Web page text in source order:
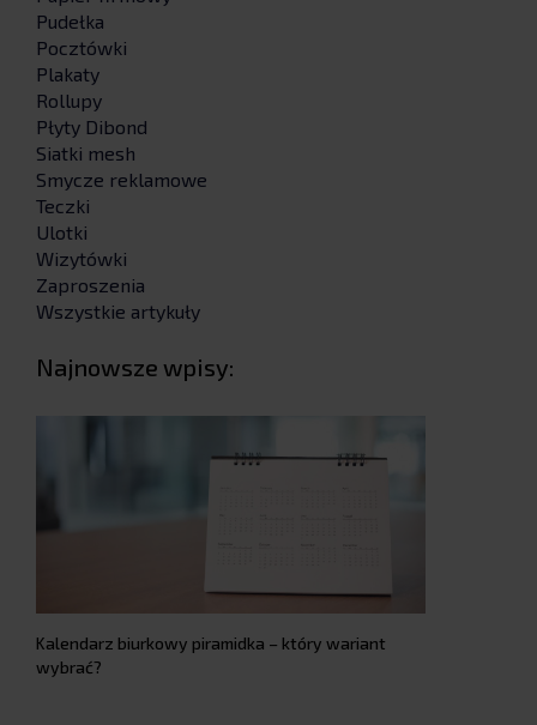
Pudełka
Pocztówki
Plakaty
Rollupy
Płyty Dibond
Siatki mesh
Smycze reklamowe
Teczki
Ulotki
Wizytówki
Zaproszenia
Wszystkie artykuły
Najnowsze wpisy:
Kalendarz biurkowy piramidka – który wariant
wybrać?